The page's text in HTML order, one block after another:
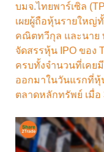
บมจ.ไทยพาร์เซิล
เผยผู้ถือหุ้นรายใหญ่
คณิตทวีกุล และนาย
จัดสรรหุ้น IPO ของ
ครบทั้งจำนวนที่เคย
ออกมาในวันแรกที่หุ้
ตลาดหลักทรัพย์ เมื่อ